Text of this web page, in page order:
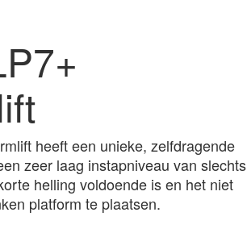
heeft een unieke, zelfdragende
zeer laag instapniveau van slechts
helling voldoende is en het niet
platform te plaatsen.